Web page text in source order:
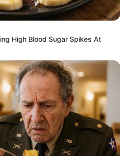
High Blood Sugar Spikes At